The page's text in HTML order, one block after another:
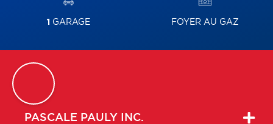
1 GARAGE FOYER AU GAZ
PASCALE PAULY INC.